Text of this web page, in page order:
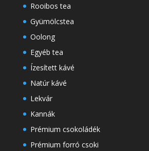
Rooibos tea
Gyümölcstea
Oolong
Egyéb tea
Ízesített kávé
Natúr kávé
Lekvár
Kannák
Prémium csokoládék
Prémium forró csoki